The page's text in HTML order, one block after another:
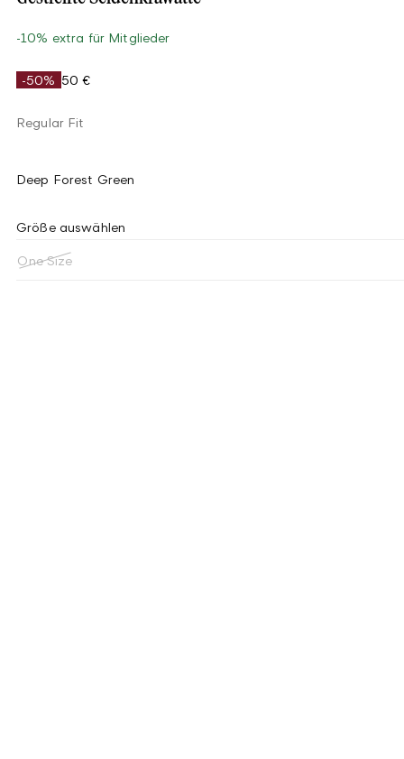
-10% extra für Mitglieder
-50% 50 €
Regular Fit
Deep Forest Green
Größe auswählen
One Size